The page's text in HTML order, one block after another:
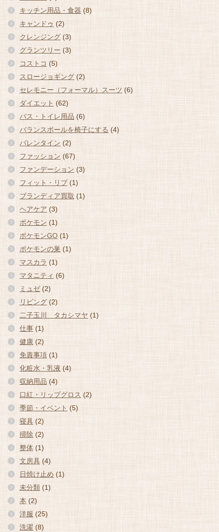
キッチン用品・食器 (8)
キャンドゥ (2)
クレンジング (3)
グランツリー (3)
コストコ (5)
スロージョギング (2)
セレモニー（フォーマル）スーツ (6)
ダイエット (62)
バス・トイレ用品 (6)
バランスボールを椅子にする (4)
バレンタイン (2)
ファッション (67)
ファンデーション (3)
フィット・リブ (1)
ブランディア買取 (1)
ヘアケア (3)
ポケモン (1)
ポケモンGO (1)
ポケモンの巣 (1)
マスカラ (1)
マタニティ (6)
ミュゼ(2)
リビング (2)
二子玉川 タカシマヤ (1)
仕事 (1)
健康 (2)
免責事項 (1)
化粧水・乳液 (4)
収納用品 (4)
口紅・リップグロス (2)
季節・イベント (5)
寝具 (2)
掃除 (2)
整体 (1)
文房具 (4)
日焼け止め (1)
未分類 (1)
本 (2)
洋服 (25)
洗濯 (8)